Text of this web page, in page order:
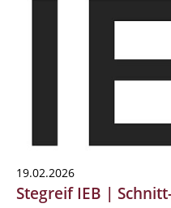
19.02.2026
Stegreif IEB |